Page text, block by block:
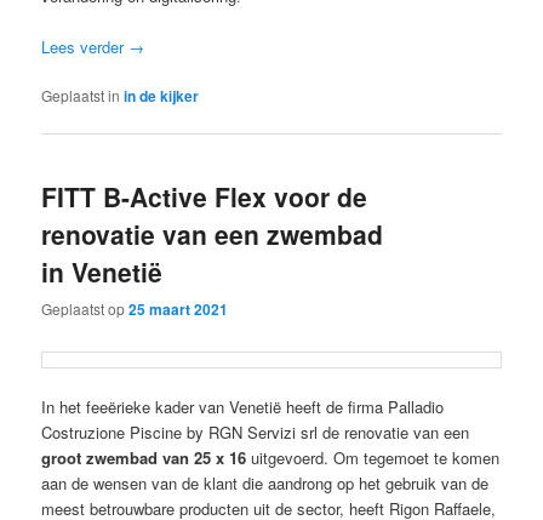
Lees verder →
Geplaatst in in de kijker
FITT B-Active Flex voor de
renovatie van een zwembad
in Venetië
Geplaatst op25 maart 2021
In het feeërieke kader van Venetië heeft de firma Palladio
Costruzione Piscine by RGN Servizi srl de renovatie van een
groot zwembad van 25 x 16uitgevoerd. Om tegemoet te komen
aan de wensen van de klant die aandrong op het gebruik van de
meest betrouwbare producten uit de sector, heeft Rigon Raffaele,